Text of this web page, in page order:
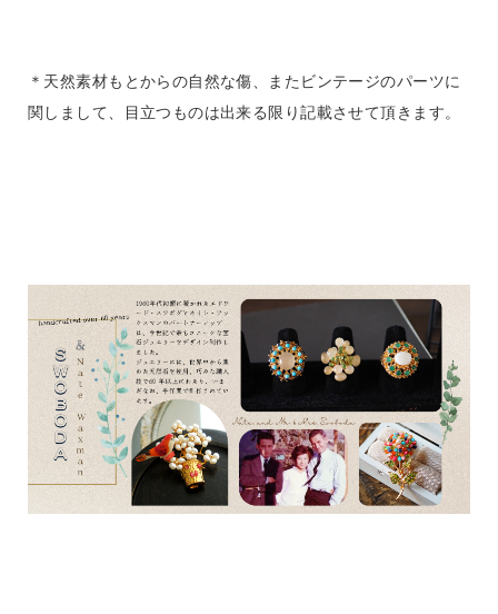
＊天然素材もとからの自然な傷、またビンテージのパーツに
関しまして、目立つものは出来る限り記載させて頂きます。